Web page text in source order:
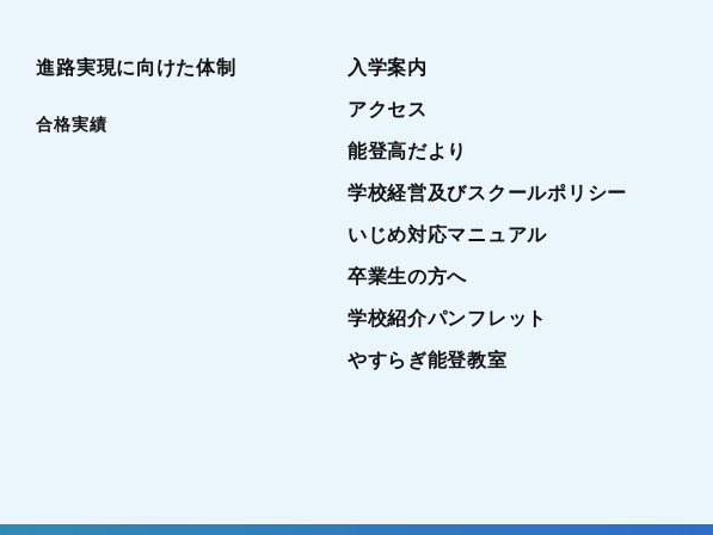
進路実現に向けた体制
合格実績
入学案内
アクセス
能登高だより
学校経営及びスクールポリシー
いじめ対応マニュアル
卒業生の方へ
学校紹介パンフレット
やすらぎ能登教室